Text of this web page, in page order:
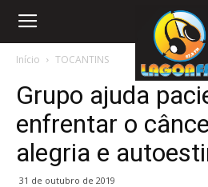
Início TOCANTINS
Grupo ajuda
enfrentar o
alegria e
31 de outubro de 2019